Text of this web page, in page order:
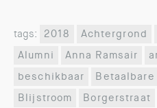
tags: 2018 Achtergrond
Alumni
Anna Ramsair
beschikbaar
Blijstroom
Borgerstraat